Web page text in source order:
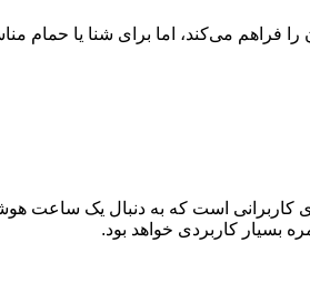
فراهم می‌کند، اما برای شنا یا حمام
کاربرانی است که به دنبال یک ساعت
بسیار کاربردی خواهد بود.